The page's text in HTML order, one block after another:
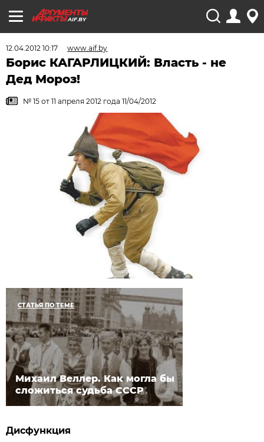
AIF.BY
12.04.2012 10:17 www.aif.by
Борис КАГАРЛИЦКИЙ: Власть - не
Дед Мороз!
№ 15 от 11 апреля 2012 года 11/04/2012
СТАТЬЯ ПО ТЕМЕ
Михаил Веллер. Как могла бы
сложиться судьба СССР
Дисфункция